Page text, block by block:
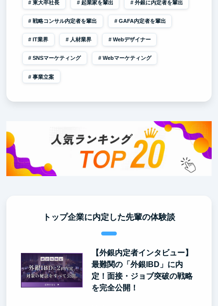
東大卒社長 起業家を輩出 外銀に内定者を輩出
戦略コンサル内定者を輩出 GAFA内定者を輩出
IT業界 人材業界 Webデザイナー
SNSマーケティング Webマーケティング
事業立案
トップ企業に内定した先輩の体験談
【外銀内定者インタビュー】
最難関の「外銀IBD」に内
定！面接・ジョブ突破の戦略
を完全公開！